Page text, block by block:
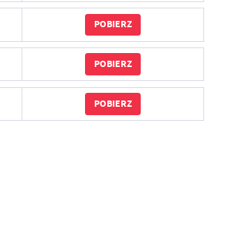
POBIERZ
POBIERZ
POBIERZ